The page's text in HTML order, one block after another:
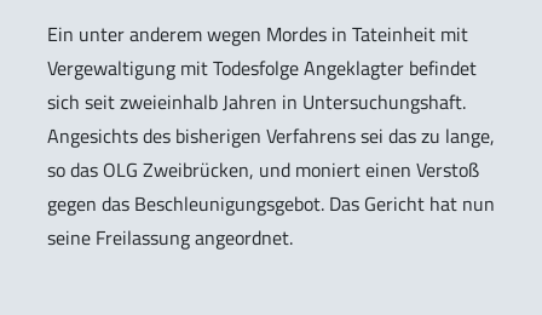
Ein unter anderem wegen Mordes in Tateinheit mit
Vergewaltigung mit Todesfolge Angeklagter befindet
sich seit zweieinhalb Jahren in Untersuchungshaft.
Angesichts des bisherigen Verfahrens sei das zu lange,
so das OLG Zweibrücken, und moniert einen Verstoß
gegen das Beschleunigungsgebot. Das Gericht hat nun
seine Freilassung angeordnet.